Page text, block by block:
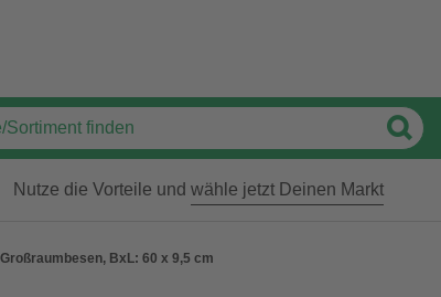
Nutze die Vorteile und wähle jetzt Deinen Markt
Großraumbesen, BxL: 60 x 9,5 cm